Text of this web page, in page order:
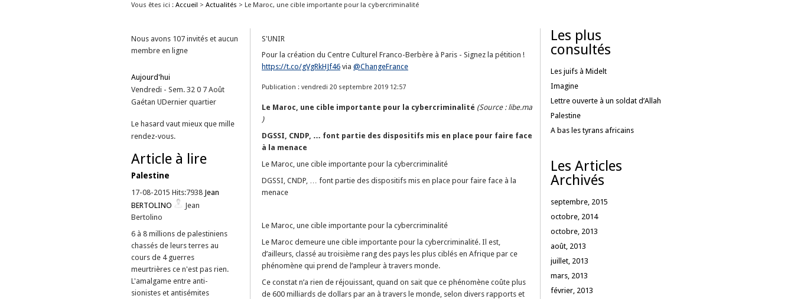
Vous êtes ici : Accueil > Actualités > Le Maroc, une cible importante pour la cybercriminalité
Nous avons 107 invités et aucun
membre en ligne
Aujourd'hui
Vendredi - Sem. 32 0 7 Août
Gaétan UDernier quartier
Le hasard vaut mieux que mille
rendez-vous.
Article à lire
Palestine
17-08-2015 Hits:7938 Jean
BERTOLINO
Jean
Bertolino
6 à 8 millions de palestiniens
chassés de leurs terres au
cours de 4 guerres
meurtrières ce n'est pas rien.
L'amalgame entre anti-
sionistes et antisémites
S'UNIR
Pour la création du Centre Culturel Franco-Berbère à Paris - Signez la pétition !
https://t.co/gVgRkHJf46 via @ChangeFrance
Publication : vendredi 20 septembre 2019 12:57
Le Maroc, une cible importante pour la cybercriminalité (Source : libe.ma
)
DGSSI, CNDP, … font partie des dispositifs mis en place pour faire face
à la menace
Le Maroc, une cible importante pour la cybercriminalité
DGSSI, CNDP, … font partie des dispositifs mis en place pour faire face à la
menace
Le Maroc, une cible importante pour la cybercriminalité
Le Maroc demeure une cible importante pour la cybercriminalité. Il est,
d’ailleurs, classé au troisième rang des pays les plus ciblés en Afrique par ce
phénomène qui prend de l’ampleur à travers monde.
Ce constat n’a rien de réjouissant, quand on sait que ce phénomène coûte plus
de 600 milliards de dollars par an à travers le monde, selon divers rapports et
Les plus
consultés
Les juifs à Midelt
Imagine
Lettre ouverte à un soldat d’Allah
Palestine
A bas les tyrans africains
Les Articles
Archivés
septembre, 2015
octobre, 2014
octobre, 2013
août, 2013
juillet, 2013
mars, 2013
février, 2013